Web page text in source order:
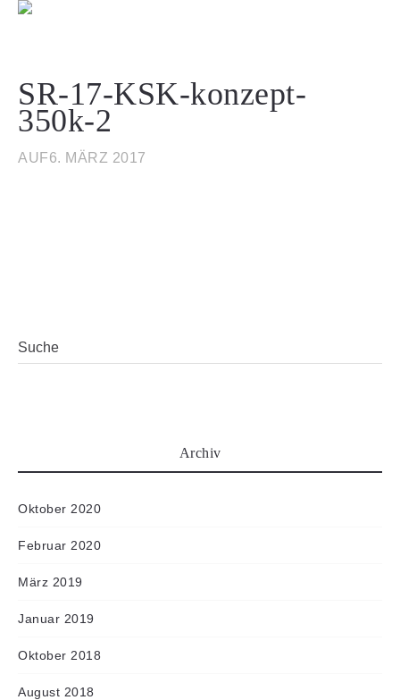
SR-17-KSK-konzept-
350k-2
AUF6. MÄRZ 2017
Archiv
Oktober 2020
Februar 2020
März 2019
Januar 2019
Oktober 2018
August 2018